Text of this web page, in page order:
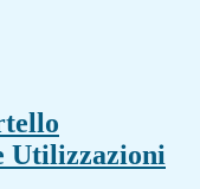
Utilizzazioni